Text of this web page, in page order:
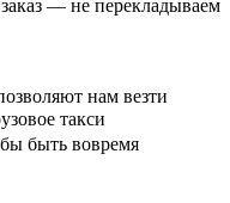
заказ — не перекладываем
нам везти
такси
быть вовремя